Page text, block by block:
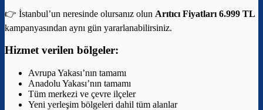
👉 İstanbul’un neresinde olursanız olun Arıtıcı Fiyatları 6.999 TL
kampanyasından aynı gün yararlanabilirsiniz.
Hizmet verilen bölgeler:
Avrupa Yakası’nın tamamı
Anadolu Yakası’nın tamamı
Tüm merkezi ve çevre ilçeler
Yeni yerleşim bölgeleri dahil tüm alanlar